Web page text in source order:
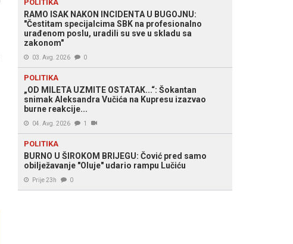
POLITIKA
RAMO ISAK NAKON INCIDENTA U BUGOJNU:
"Čestitam specijalcima SBK na profesionalno
urađenom poslu, uradili su sve u skladu sa
zakonom"
03. Avg. 2026 0
POLITIKA
„OD MILETA UZMITE OSTATAK...“: Šokantan
snimak Aleksandra Vučića na Kupresu izazvao
burne reakcije...
04. Avg. 2026 1
POLITIKA
BURNO U ŠIROKOM BRIJEGU: Čović pred samo
obilježavanje "Oluje" udario rampu Lučiću
Prije 23h 0